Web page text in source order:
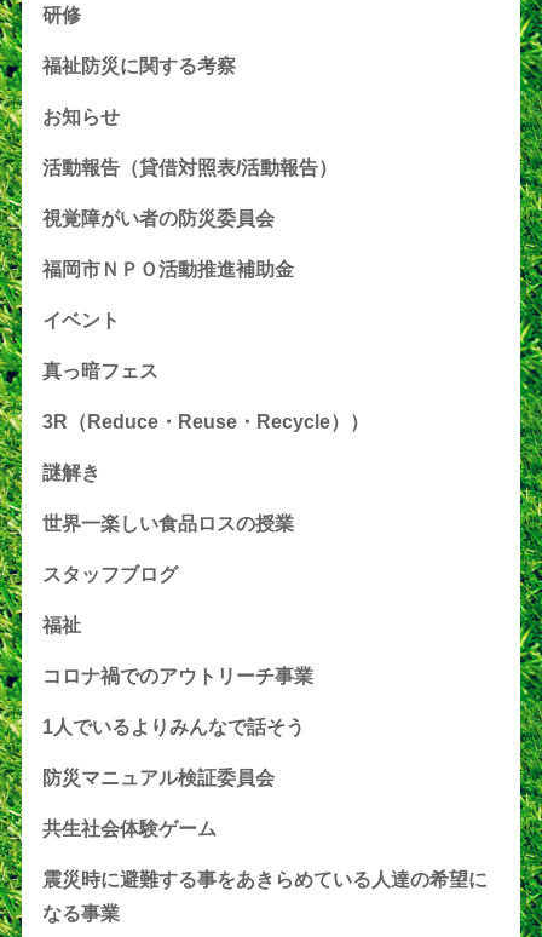
研修
福祉防災に関する考察
お知らせ
活動報告（貸借対照表/活動報告）
視覚障がい者の防災委員会
福岡市ＮＰＯ活動推進補助金
イベント
真っ暗フェス
3R（Reduce・Reuse・Recycle））
謎解き
世界一楽しい食品ロスの授業
スタッフブログ
福祉
コロナ禍でのアウトリーチ事業
1人でいるよりみんなで話そう
防災マニュアル検証委員会
共生社会体験ゲーム
震災時に避難する事をあきらめている人達の希望に
なる事業